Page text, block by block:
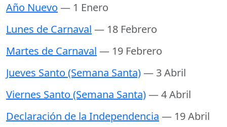
Año Nuevo — 1 Enero
Lunes de Carnaval — 18 Febrero
Martes de Carnaval — 19 Febrero
Jueves Santo (Semana Santa)— 3 Abril
Viernes Santo (Semana Santa)— 4 Abril
Declaración de la Independencia — 19 Abril